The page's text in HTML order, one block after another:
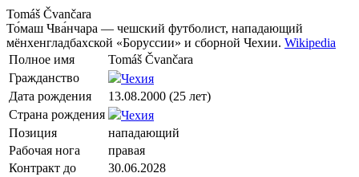
Tomáš Čvančara
То́маш Чва́нчара — чешский футболист, нападающий
мёнхенгладбахской «Боруссии» и сборной Чехии. Wikipedia
Полное имя
Tomáš Čvančara
Гражданство
Чехия
Дата рождения
13.08.2000 (25 лет)
Страна рождения
Чехия
Позиция
нападающий
Рабочая нога
правая
Контракт до
30.06.2028